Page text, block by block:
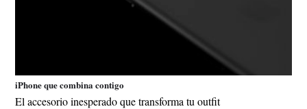
iPhone que combina contigo
El accesorio inesperado que transforma tu outfit